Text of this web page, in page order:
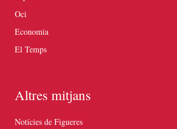
Oci
Economia
El Temps
Altres mitjans
Notícies de Figueres